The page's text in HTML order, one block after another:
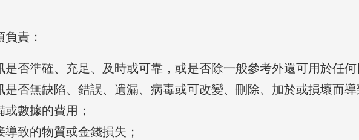
責：
是否準確、充足、及時或可靠，或是否除一般參考外還可用於任
是否無缺陷、錯誤、遺漏、病毒或可改變、刪除、加於或損壞而
數據的費用；
致的物質或金錢損失；